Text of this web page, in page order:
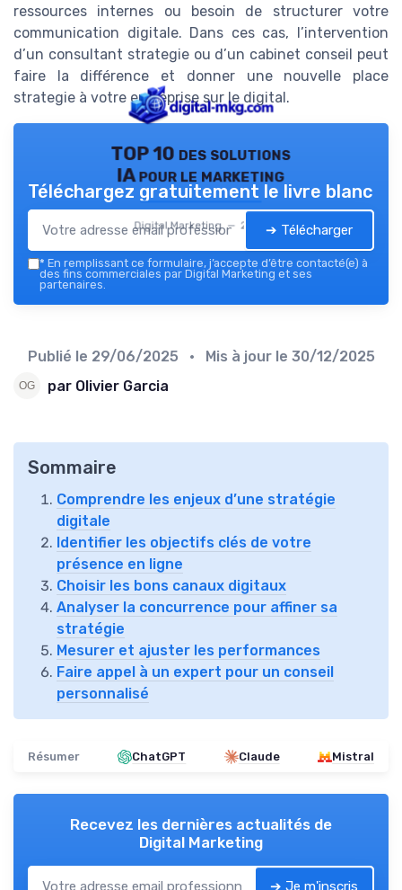
ressources internes ou besoin de structurer votre
communication digitale. Dans ces cas, l’intervention
d’un consultant strategie ou d’un cabinet conseil peut
faire la différence et donner une nouvelle place
strategie à votre entreprise sur le digital.
TOP 10 des solutions
IA pour le marketing
Digital Marketing — 2026
Téléchargez gratuitement le livre blanc
➔ Télécharger
* En remplissant ce formulaire, j’accepte d’être contacté(e) à
des fins commerciales par Digital Marketing et ses
partenaires.
Publié le 29/06/2025 • Mis à jour le 30/12/2025
par Olivier Garcia
Sommaire
Comprendre les enjeux d’une stratégie
digitale
Identifier les objectifs clés de votre
présence en ligne
Choisir les bons canaux digitaux
Analyser la concurrence pour affiner sa
stratégie
Mesurer et ajuster les performances
Faire appel à un expert pour un conseil
personnalisé
Résumer ChatGPT Claude Mistral
Recevez les dernières actualités de
Digital Marketing
➔ Je m'inscris